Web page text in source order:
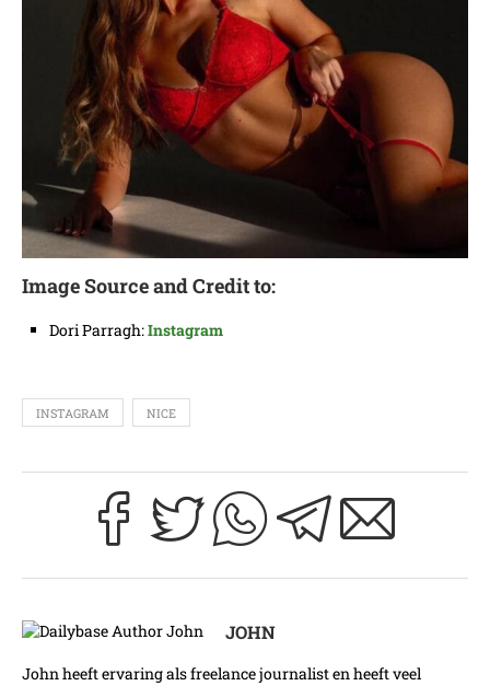
Image Source and Credit to:
Dori Parragh:Instagram
INSTAGRAM NICE
JOHN
John heeft ervaring als freelance journalist en heeft veel